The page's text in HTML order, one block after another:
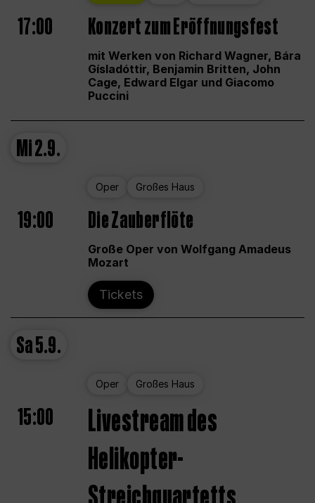
17:00 Konzert zum Eröffnungsfest
mit Werken von Richard Wagner, Bára
Gísladóttir, Benjamin Britten, John
Cage, Edward Elgar und Giacomo
Puccini
Mi2.9.
Oper Großes Haus
19:00 Die Zauberflöte
Große Oper von Wolfgang Amadeus
Mozart
Tickets
Sa5.9.
Oper Großes Haus
15:00
Livestream des
Helikopter-